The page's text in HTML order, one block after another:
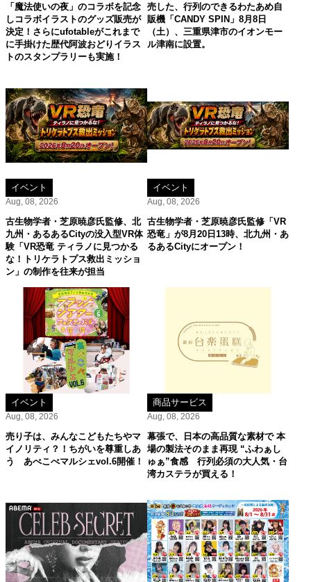
「魔法使いの夜」のコラボを記念
しコラボイラストのグッズ販売が
決定！さらにufotableがこれまで
に手掛けた歴代阿波おどりイラス
トのスタンプラリーも実施！
売した、行列のできるわたあめ自
販機「CANDY SPIN」8月8日
（土）、三重県津市のイオンモー
ル津南に設置。
イベント
Aug, 08, 2026
古生物学者・芝原暁彦氏監修、北
九州・あるあるCityの没入型VR体
験「VR恐竜 ティラノに見つかる
な！トリケラトプス救出ミッショ
ン」の制作を往来が担当
イベント
Aug, 08, 2026
古生物学者・芝原暁彦氏監修「VR
恐竜」が8月20日13時、北九州・あ
るあるCityにオープン！
イベント
Aug, 08, 2026
売り子は、みんなこどもたちやマ
イノリティ？！ちがいを尊重しあ
う あべこべマルシェvol.6開催！
商品サービス
Aug, 08, 2026
幕張で、日本の高品質な素材で 本
場の製法そのまま再現 “ふわぁし
ゅぁ”食感 行列必須の大人気・台
湾カステラが買える！